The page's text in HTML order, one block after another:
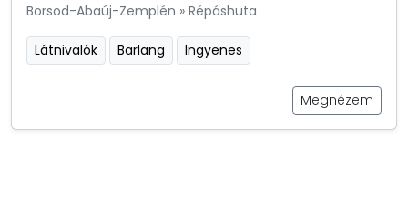
Borsod-Abaúj-Zemplén » Répáshuta
Látnivalók Barlang Ingyenes
Megnézem